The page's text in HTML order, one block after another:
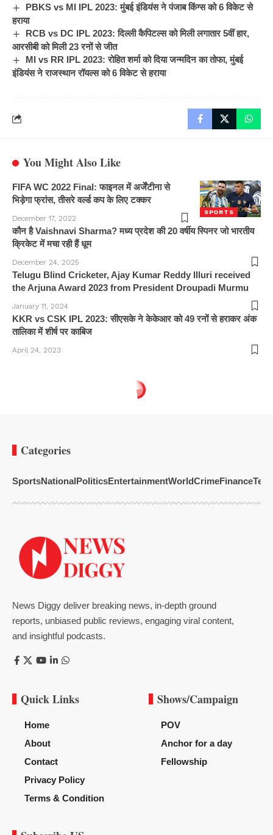
PBKS vs MI IPL 2023: मुंबई इंडियंस ने पंजाब किंग्स को 6 विकेट से
हराया
RCB vs DC IPL 2023: दिल्ली कैपिटल्स को मिली लगातार 5वीं हार,
आरसीबी को मिली 23 रनों से जीत
MI vs RR IPL 2023: रोहित शर्मा को दिया जन्मदिन का तोफा, मुंबई
इंडियंस ने राजस्थान रॉयल्स को 6 विकेट से हराया
You Might Also Like
SPORTS
FIFA WC 2022 Final: फाइनल में अर्जेंटीना से
भिड़ेगा फ्रांस, तीसरे वर्ल्ड कप के लिए टक्कर
December 17, 2022
कौन है Vaishnavi Sharma? मध्य प्रदेश की 20 वर्षीय स्पिनर जो भारतीय
क्रिकेट में मचा रही हैं धूम
December 24, 2025
Telugu Blind Cricketer, Ajay Kumar Reddy Illuri received
the Arjuna Award 2023 from President Droupadi Murmu
January 11, 2024
KKR vs CSK IPL 2023: सीएसके ने केकेआर को 49 रनों से हराकर अंक
तालिका में शीर्ष पर काबिज
April 24, 2023
Categories
SportsNationalPoliticsEntertainmentWorldCrimeFinance
News Diggy deliver breaking news, in-depth ground
reports, unbiased public reviews, engaging viral content,
and insightful podcasts.
Quick Links
Home
About
Contact
Privacy Policy
Terms & Condition
Shows/Campaign
POV
Anchor for a day
Fellowship